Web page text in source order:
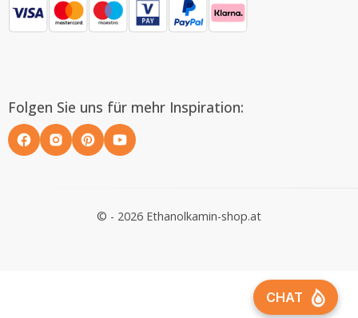
Folgen Sie uns für mehr Inspiration:
© - 2026 Ethanolkamin-shop.at